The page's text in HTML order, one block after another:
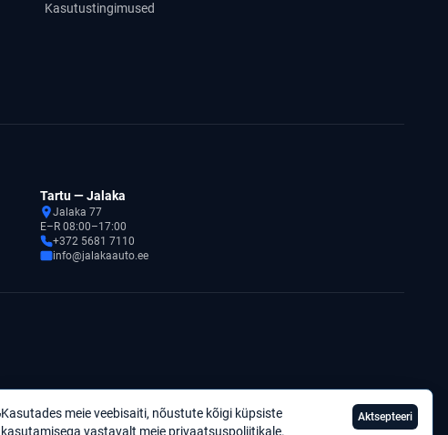
Kasutades meie veebisaiti, nõustute kõigi küpsiste
kasutamisega vastavalt meie privaatsuspoliitikale.
Aktsepteeri
Kasutustingimused
Tartu — Jalaka
Jalaka 77
E–R 08:00–17:00
+372 5681 7110
info@jalakaauto.ee
Privaatsuspoliitika